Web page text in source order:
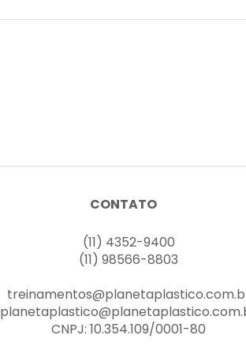
CONTATO
(11) 4352-9400
(11) 98566-8803
CNPJ: 10.354.109/0001-80